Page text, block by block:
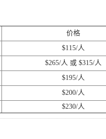
价格
$115/人
$265/人 或 $315/人
$195/人
$200/人
$230/人